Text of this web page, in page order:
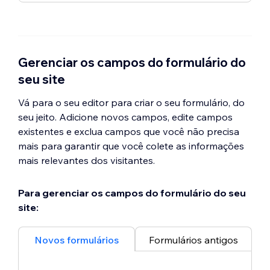
ID do IVA
você receba o pagamento através do
Preço fixo
Preço personalizado
Doação
Gerenciar os campos do formulário do
seu site
Vá para o seu editor para criar o seu formulário, do
seu jeito. Adicione novos campos, edite campos
existentes e exclua campos que você não precisa
mais para garantir que você colete as informações
mais relevantes dos visitantes.
Para gerenciar os campos do formulário do seu
site:
Novos formulários Formulários antigos